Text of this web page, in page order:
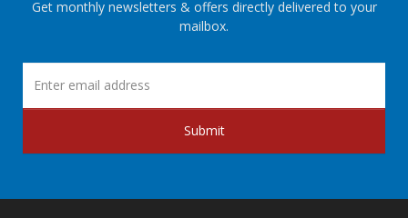
Get monthly newsletters & offers directly delivered to your
mailbox.
Submit